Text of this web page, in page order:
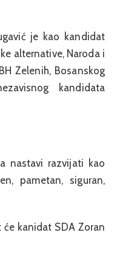
je kao kandidat
alternative, Naroda i
Zelenih, Bosanskog
kandidata
nastavi razvijati kao
pametan, siguran,
kanidat SDA Zoran